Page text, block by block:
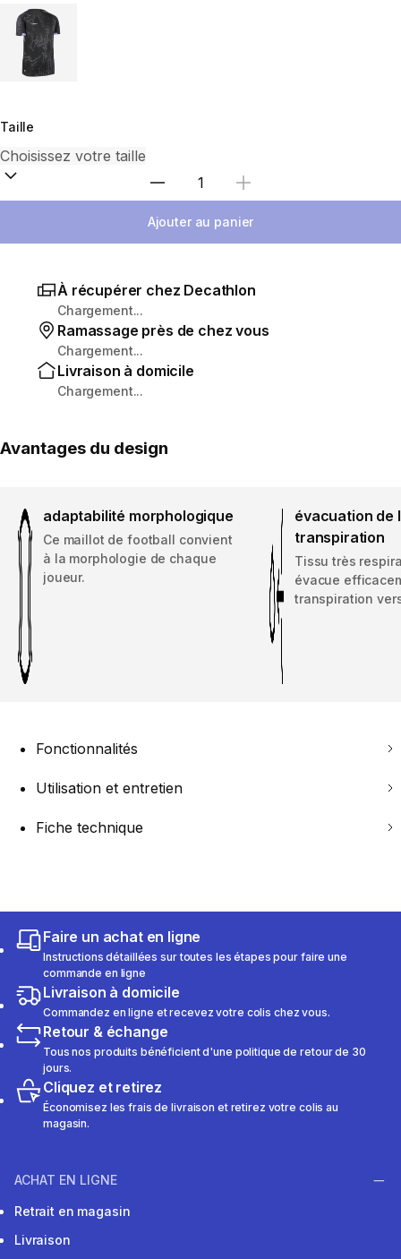
Choose a variant
Taille
Sélectionnez la quantité
Ajouter au panier
À récupérer chez Decathlon
Chargement...
Ramassage près de chez vous
Chargement...
Livraison à domicile
Chargement...
Avantages du design
adaptabilité morphologique
Ce maillot de football convient
à la morphologie de chaque
joueur.
évacuation de
transpiration
Tissu très
évacue
transpiration
Fonctionnalités
Utilisation et entretien
Fiche technique
Faire un achat en ligne
Instructions détaillées sur toutes les étapes pour faire une
commande en ligne
Livraison à domicile
Commandez en ligne et recevez votre colis chez vous.
Retour & échange
Tous nos produits bénéficient d'une politique de retour de 30
jours.
Cliquez et retirez
Économisez les frais de livraison et retirez votre colis au
magasin.
ACHAT EN LIGNE
Retrait en magasin
Livraison